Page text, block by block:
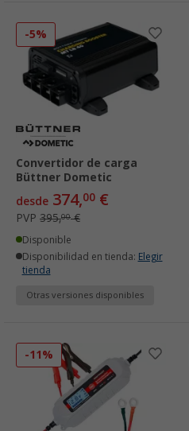
-5%
Convertidor de carga
Büttner Dometic
desde 374,00 €
PVP 395,00€
Disponible
Disponibilidad en tienda: Elegir
tienda
Otras versiones disponibles
-11%